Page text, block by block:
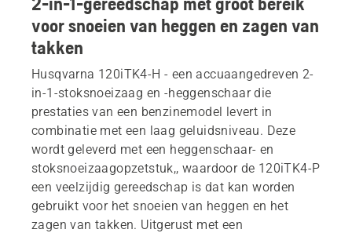
voor snoeien van heggen en zagen van
takken
Husqvarna 120iTK4-H - een accuaangedreven 2-
in-1-stoksnoeizaag en -heggenschaar die
prestaties van een benzinemodel levert in
combinatie met een laag geluidsniveau. Deze
wordt geleverd met een heggenschaar- en
stoksnoeizaagopzetstuk,, waardoor de 120iTK4-P
een veelzijdig gereedschap is dat kan worden
gebruikt voor het snoeien van heggen en het
zagen van takken. Uitgerust met een